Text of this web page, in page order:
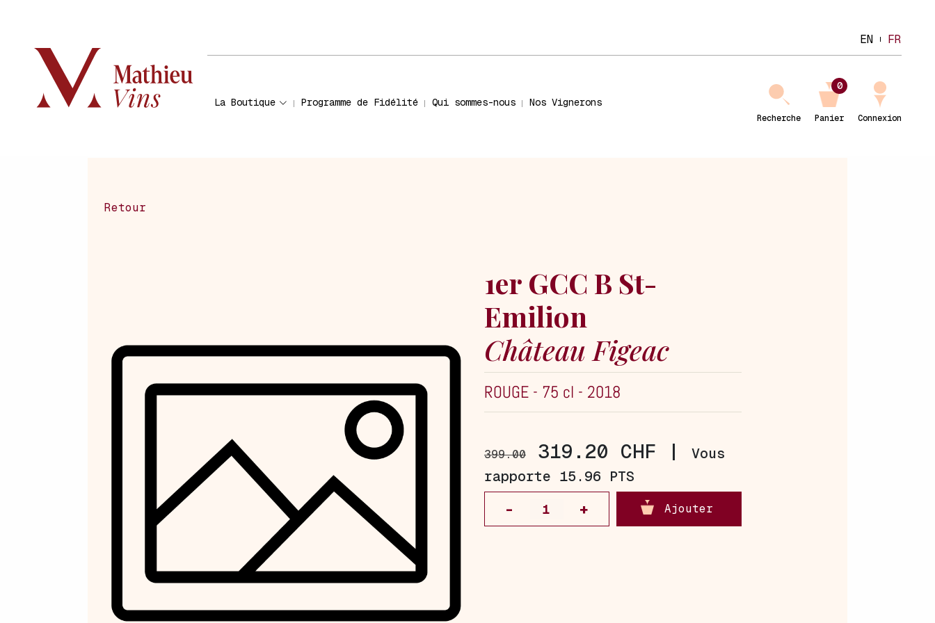
EN FR
La Boutique Programme de Fidélité Qui sommes-nous Nos Vignerons
Recherche Panier
0
Connexion
Retour
1er GCC B St-
Emilion
Château Figeac
ROUGE - 75 cl - 2018
399.00 319.20 CHF |
Vous
rapporte 15.96 PTS
Ajouter